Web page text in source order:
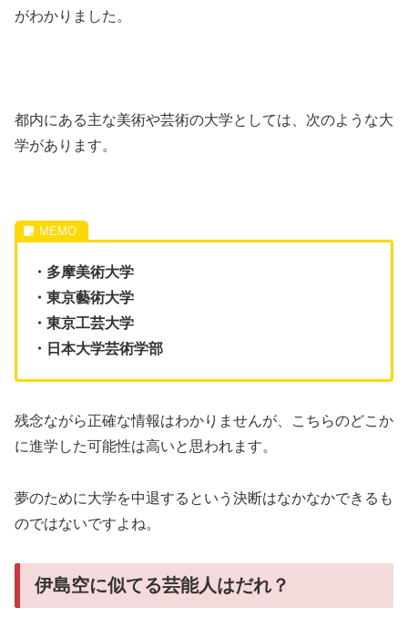
がわかりました。
都内にある主な美術や芸術の大学としては、次のような大
学があります。
・多摩美術大学
・東京藝術大学
・東京工芸大学
・日本大学芸術学部
残念ながら正確な情報はわかりませんが、こちらのどこか
に進学した可能性は高いと思われます。
夢のために大学を中退するという決断はなかなかできるも
のではないですよね。
伊島空に似てる芸能人はだれ？